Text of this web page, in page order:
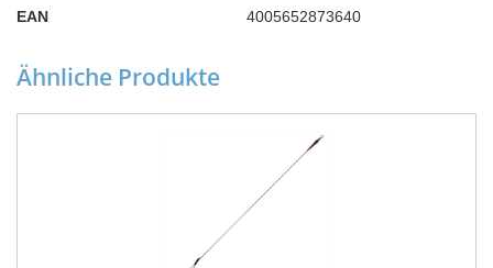
EAN
4005652873640
Ähnliche Produkte